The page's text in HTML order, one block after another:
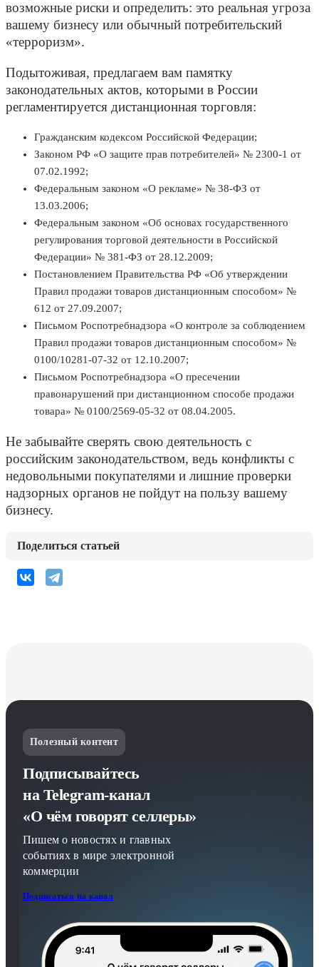
возможные риски и определить: это реальная угроза
вашему бизнесу или обычный потребительский
«терроризм».
Подытоживая, предлагаем вам памятку
законодательных актов, которыми в России
регламентируется дистанционная торговля:
Гражданским кодексом Российской Федерации;
Законом РФ «О защите прав потребителей» № 2300-1 от
07.02.1992;
Федеральным законом «О рекламе» № 38-ФЗ от
13.03.2006;
Федеральным законом «Об основах государственного
регулирования торговой деятельности в Российской
Федерации» № 381-ФЗ от 28.12.2009;
Постановлением Правительства РФ «Об утверждении
Правил продажи товаров дистанционным способом» №
612 от 27.09.2007;
Письмом Роспотребнадзора «О контроле за соблюдением
Правил продажи товаров дистанционным способом» №
0100/10281-07-32 от 12.10.2007;
Письмом Роспотребнадзора «О пресечении
правонарушений при дистанционном способе продажи
товара» № 0100/2569-05-32 от 08.04.2005.
Не забывайте сверять свою деятельность с
российским законодательством, ведь конфликты с
недовольными покупателями и лишние проверки
надзорных органов не пойдут на пользу вашему
бизнесу.
Поделиться статьей
Полезный контент
Подписывайтесь
на Telegram-канал
«О чём говорят селлеры»
Пишем о новостях и главных
событиях в мире электронной
коммерции
Подписаться на канал